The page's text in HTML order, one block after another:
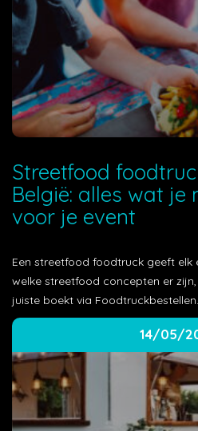
Streetfood
België: alles wat je
voor je event
Een streetfood foodtruck geeft elk
welke streetfood concepten er
juiste boekt via
14/05/